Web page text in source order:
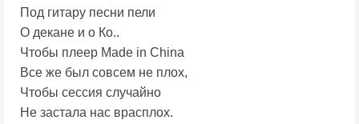
Под гитару песни пели
О декане и о Ко..
Чтобы плеер Made in China
Все же был совсем не плох,
Чтобы сессия случайно
Не застала нас врасплох.